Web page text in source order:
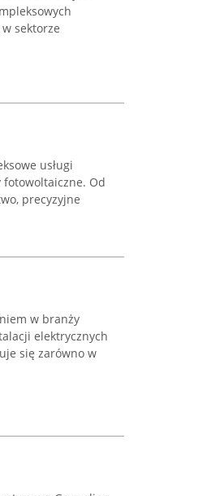
sektorze
usługi
Od
precyzyjne
w branży
elektrycznych
się zarówno w